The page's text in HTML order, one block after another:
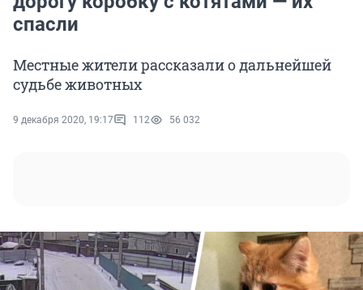
спасли
Местные жители рассказали о дальнейшей
судьбе животных
9 декабря 2020, 19:17 112 56 032